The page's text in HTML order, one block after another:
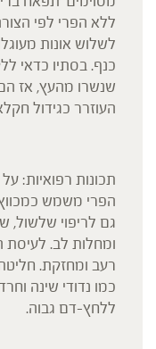
ללא הפרי לפי
לשלוש אונות
כנף. בסתיו כדאי
שנשרו מהעץ, אז הם
העוזרר כגידול
תכונות רפואיות:
הפרי משמש כמכווץ
גם לריפוי שלשול,
ומחלות לב.
רעב ומחזקת.
כמו נדודי שינה
ללחץ-דם גבוה.